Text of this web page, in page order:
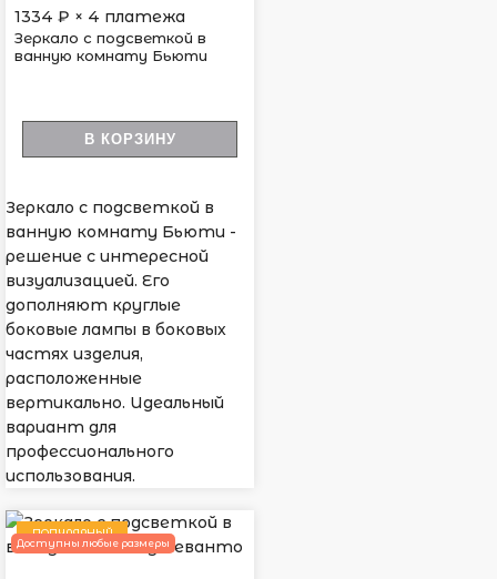
1334 ₽ × 4 платежа
Зеркало с подсветкой в
ванную комнату Бьюти
В КОРЗИНУ
Зеркало с подсветкой в
ванную комнату Бьюти -
решение с интересной
визуализацией. Его
дополняют круглые
боковые лампы в боковых
частях изделия,
расположенные
вертикально. Идеальный
вариант для
профессионального
использования.
ПОПУЛЯРНЫЙ
Доступны любые размеры